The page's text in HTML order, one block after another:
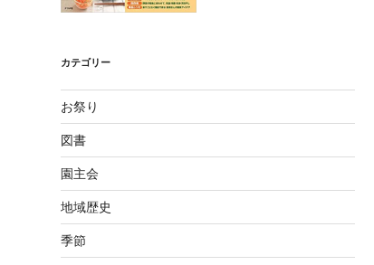
カテゴリー
お祭り
図書
園主会
地域歴史
季節